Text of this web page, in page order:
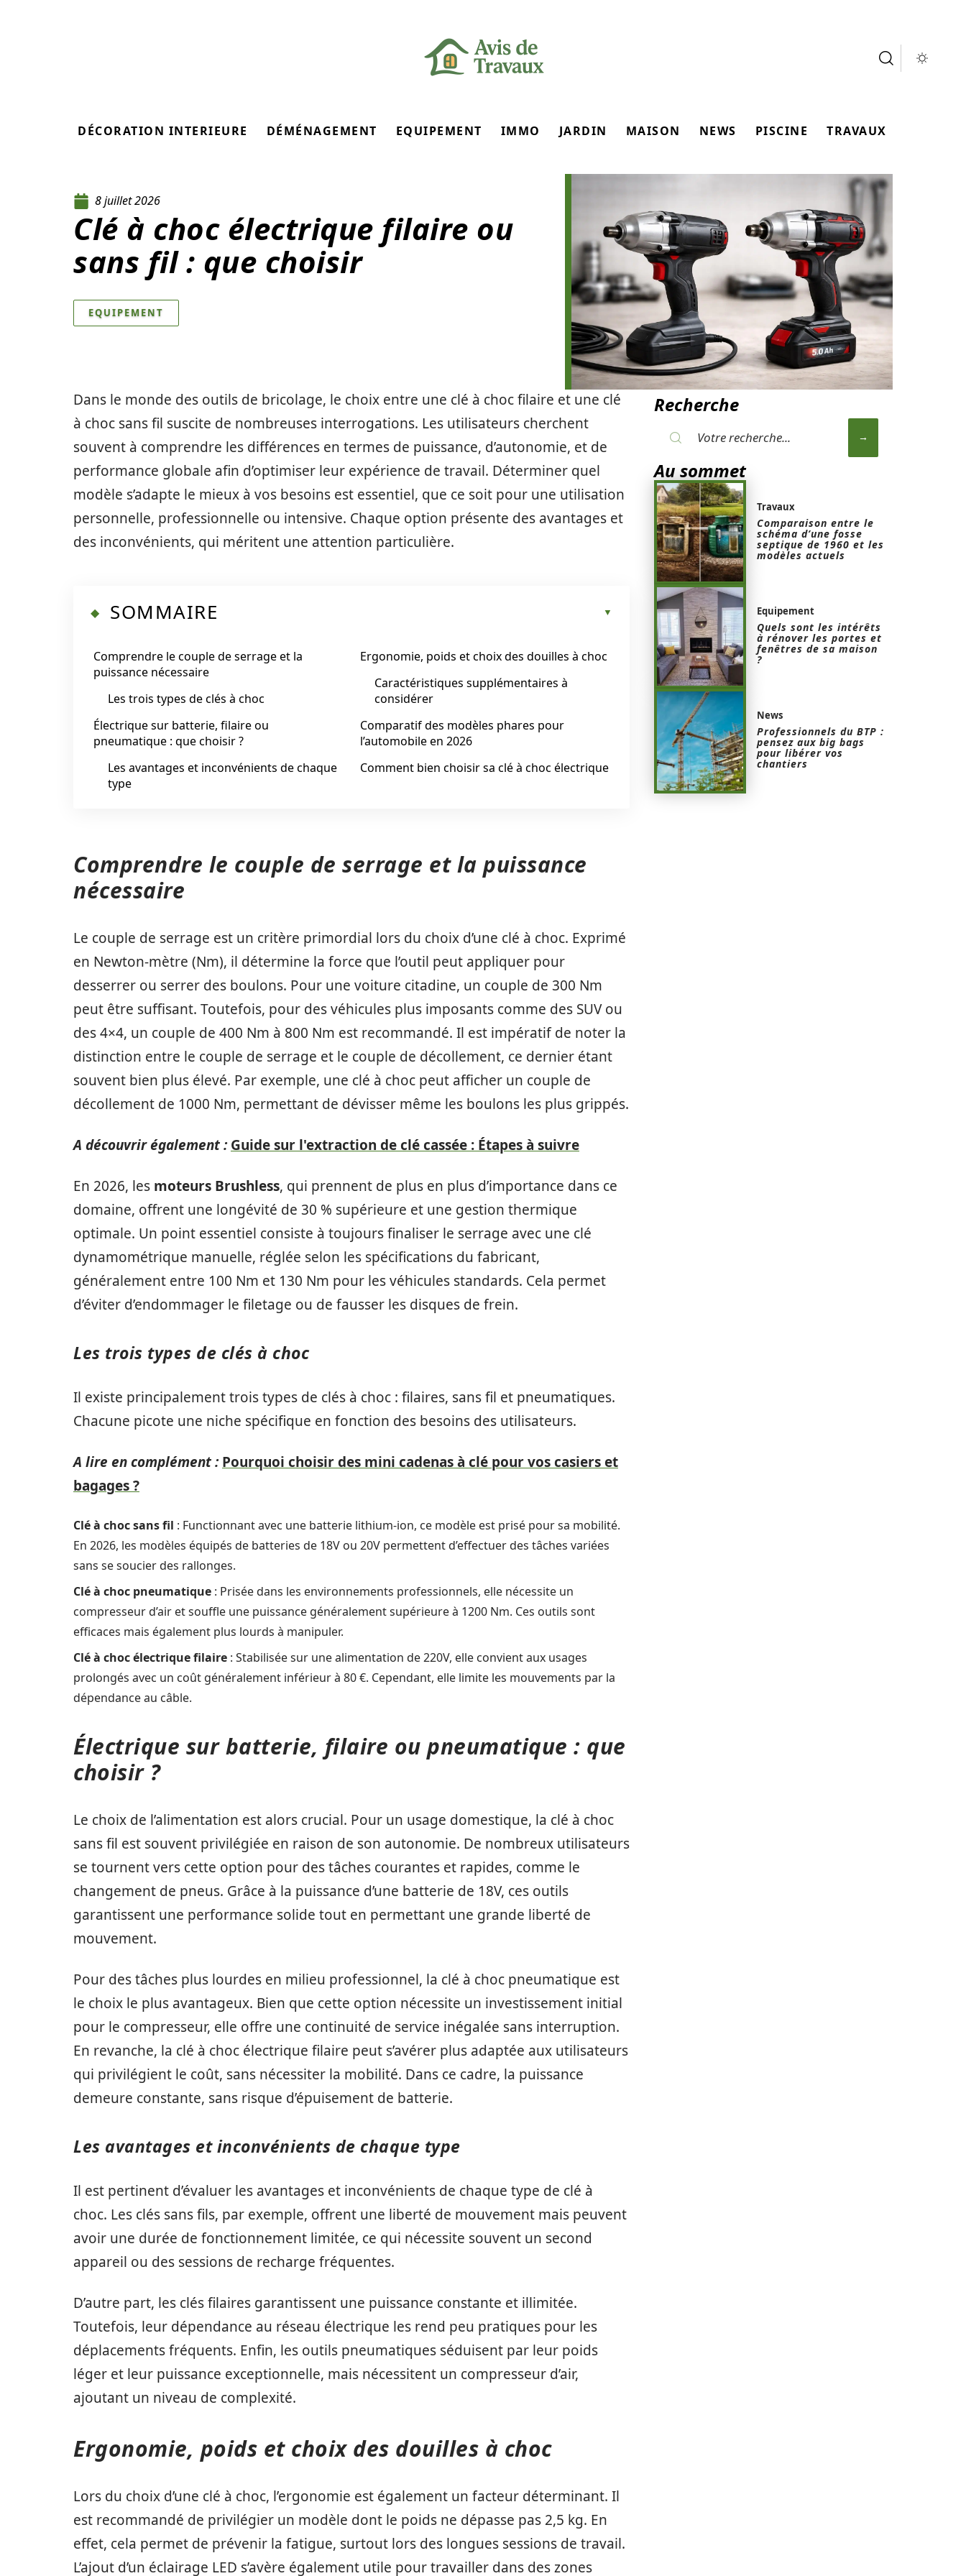
DÉCORATION INTERIEURE DÉMÉNAGEMENT EQUIPEMENT IMMO JARDIN MAISON NEWS PISCINE TRAVAUX
8 juillet 2026
Clé à choc électrique filaire ou
sans fil : que choisir
EQUIPEMENT
Dans le monde des outils de bricolage, le choix entre une clé à choc filaire et une clé
à choc sans fil suscite de nombreuses interrogations. Les utilisateurs cherchent
souvent à comprendre les différences en termes de puissance, d’autonomie, et de
performance globale afin d’optimiser leur expérience de travail. Déterminer quel
modèle s’adapte le mieux à vos besoins est essentiel, que ce soit pour une utilisation
personnelle, professionnelle ou intensive. Chaque option présente des avantages et
des inconvénients, qui méritent une attention particulière.
SOMMAIRE
Comprendre le couple de serrage et la
puissance nécessaire
Les trois types de clés à choc
Électrique sur batterie, filaire ou
pneumatique : que choisir ?
Les avantages et inconvénients de chaque
type
Ergonomie, poids et choix des douilles à choc
Caractéristiques supplémentaires à
considérer
Comparatif des modèles phares pour
l’automobile en 2026
Comment bien choisir sa clé à choc électrique
Comprendre le couple de serrage et la puissance
nécessaire
Le couple de serrage est un critère primordial lors du choix d’une clé à choc. Exprimé
en Newton-mètre (Nm), il détermine la force que l’outil peut appliquer pour
desserrer ou serrer des boulons. Pour une voiture citadine, un couple de 300 Nm
peut être suffisant. Toutefois, pour des véhicules plus imposants comme des SUV ou
des 4×4, un couple de 400 Nm à 800 Nm est recommandé. Il est impératif de noter la
distinction entre le couple de serrage et le couple de décollement, ce dernier étant
souvent bien plus élevé. Par exemple, une clé à choc peut afficher un couple de
décollement de 1000 Nm, permettant de dévisser même les boulons les plus grippés.
A découvrir également : Guide sur l'extraction de clé cassée : Étapes à suivre
En 2026, les moteurs Brushless, qui prennent de plus en plus d’importance dans ce
domaine, offrent une longévité de 30 % supérieure et une gestion thermique
optimale. Un point essentiel consiste à toujours finaliser le serrage avec une clé
dynamométrique manuelle, réglée selon les spécifications du fabricant,
généralement entre 100 Nm et 130 Nm pour les véhicules standards. Cela permet
d’éviter d’endommager le filetage ou de fausser les disques de frein.
Les trois types de clés à choc
Il existe principalement trois types de clés à choc : filaires, sans fil et pneumatiques.
Chacune picote une niche spécifique en fonction des besoins des utilisateurs.
A lire en complément : Pourquoi choisir des mini cadenas à clé pour vos casiers et
bagages ?
Clé à choc sans fil : Functionnant avec une batterie lithium-ion, ce modèle est prisé pour sa mobilité.
En 2026, les modèles équipés de batteries de 18V ou 20V permettent d’effectuer des tâches variées
sans se soucier des rallonges.
Clé à choc pneumatique : Prisée dans les environnements professionnels, elle nécessite un
compresseur d’air et souffle une puissance généralement supérieure à 1200 Nm. Ces outils sont
efficaces mais également plus lourds à manipuler.
Clé à choc électrique filaire : Stabilisée sur une alimentation de 220V, elle convient aux usages
prolongés avec un coût généralement inférieur à 80 €. Cependant, elle limite les mouvements par la
dépendance au câble.
Électrique sur batterie, filaire ou pneumatique : que
choisir ?
Le choix de l’alimentation est alors crucial. Pour un usage domestique, la clé à choc
sans fil est souvent privilégiée en raison de son autonomie. De nombreux utilisateurs
se tournent vers cette option pour des tâches courantes et rapides, comme le
changement de pneus. Grâce à la puissance d’une batterie de 18V, ces outils
garantissent une performance solide tout en permettant une grande liberté de
mouvement.
Pour des tâches plus lourdes en milieu professionnel, la clé à choc pneumatique est
le choix le plus avantageux. Bien que cette option nécessite un investissement initial
pour le compresseur, elle offre une continuité de service inégalée sans interruption.
En revanche, la clé à choc électrique filaire peut s’avérer plus adaptée aux utilisateurs
qui privilégient le coût, sans nécessiter la mobilité. Dans ce cadre, la puissance
demeure constante, sans risque d’épuisement de batterie.
Les avantages et inconvénients de chaque type
Il est pertinent d’évaluer les avantages et inconvénients de chaque type de clé à
choc. Les clés sans fils, par exemple, offrent une liberté de mouvement mais peuvent
avoir une durée de fonctionnement limitée, ce qui nécessite souvent un second
appareil ou des sessions de recharge fréquentes.
D’autre part, les clés filaires garantissent une puissance constante et illimitée.
Toutefois, leur dépendance au réseau électrique les rend peu pratiques pour les
déplacements fréquents. Enfin, les outils pneumatiques séduisent par leur poids
léger et leur puissance exceptionnelle, mais nécessitent un compresseur d’air,
ajoutant un niveau de complexité.
Ergonomie, poids et choix des douilles à choc
Lors du choix d’une clé à choc, l’ergonomie est également un facteur déterminant. Il
est recommandé de privilégier un modèle dont le poids ne dépasse pas 2,5 kg. En
effet, cela permet de prévenir la fatigue, surtout lors des longues sessions de travail.
L’ajout d’un éclairage LED s’avère également utile pour travailler dans des zones
Recherche
Au sommet
Travaux
Comparaison entre le
schéma d’une fosse
septique de 1960 et les
modèles actuels
Equipement
Quels sont les intérêts
à rénover les portes et
fenêtres de sa maison
?
News
Professionnels du BTP :
pensez aux big bags
pour libérer vos
chantiers